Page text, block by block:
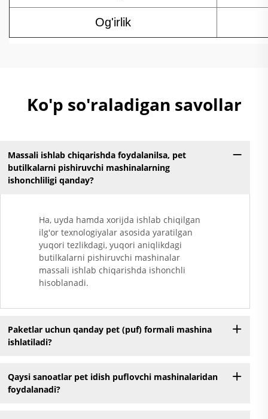
Og'irlik
Ko'p so'raladigan savollar
Massali ishlab chiqarishda foydalanilsa, pet
butilkalarni pishiruvchi mashinalarning
ishonchliligi qanday?
Ha, uyda hamda xorijda ishlab chiqilgan
ilg'or texnologiyalar asosida yaratilgan
yuqori tezlikdagi, yuqori aniqlikdagi
butilkalarni pishiruvchi mashinalar
massali ishlab chiqarishda ishonchli
hisoblanadi.
Paketlar uchun qanday pet (puf) formali mashina
ishlatiladi?
Qaysi sanoatlar pet idish puflovchi mashinalaridan
foydalanadi?